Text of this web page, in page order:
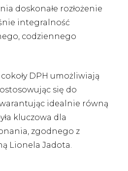
doskonałe rozłożenie
integralność
codziennego
DPH umożliwiają
się do
idealnie równą
kluczowa dla
zgodnego z
Lionela Jadota.